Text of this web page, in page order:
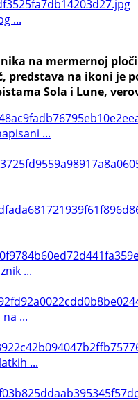
...
na mermernoj
predstava na ikoni je
Sola i Lune,
...
...
...
...